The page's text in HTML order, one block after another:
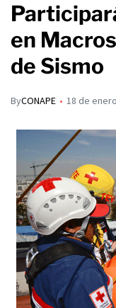
en
de Sismo
ByCONAPE 18 de